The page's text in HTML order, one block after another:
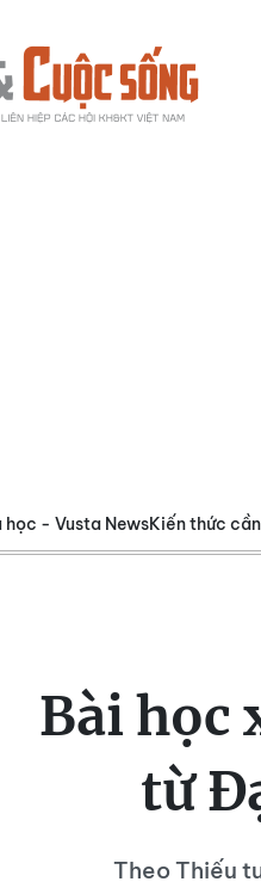
học - Vusta NewsKiến thức
Bài học
từ
Theo Thiếu